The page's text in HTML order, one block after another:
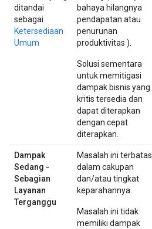
ditandai
sebagai
Ketersediaan
Umum
bahaya hilangnya
pendapatan atau
penurunan
produktivitas ).
Solusi sementara
untuk memitigasi
dampak bisnis yang
kritis tersedia dan
dapat diterapkan
dengan cepat
diterapkan.
Dampak
Sedang -
Sebagian
Layanan
Terganggu
Masalah ini terbatas
dalam cakupan
dan/atau tingkat
keparahannya.
Masalah ini tidak
memiliki dampak